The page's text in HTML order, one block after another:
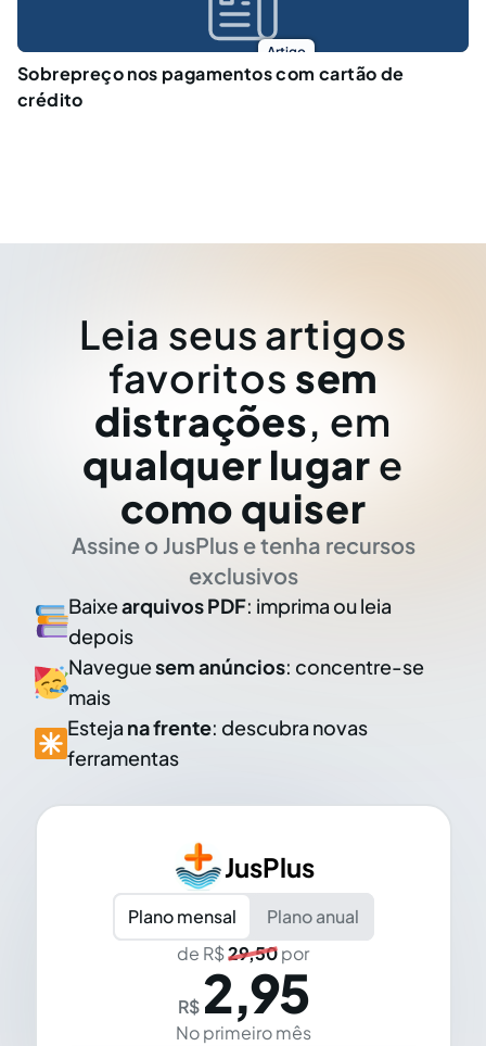
Artigo
Sobrepreço nos pagamentos com cartão de
crédito
Leia seus artigos
favoritos sem
distrações, em
qualquer lugar e
como quiser
Assine o JusPlus e tenha recursos
exclusivos
Baixearquivos PDF: imprima ou leia
depois
Naveguesem anúncios: concentre-se
mais
Esteja na frente: descubra novas
ferramentas
JusPlus
Plano mensal
Plano anual
de R$29,50por
R$ 2,95
No primeiro mês